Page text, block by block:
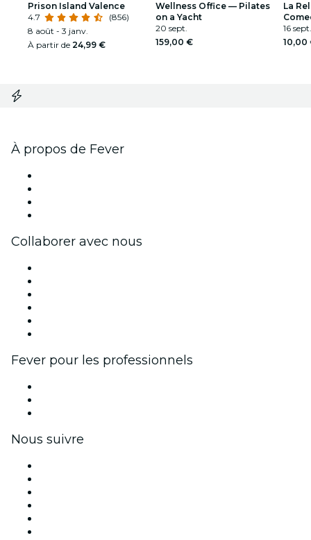
Prison Island Valence
4.7
(856)
8 août - 3 janv.
À partir de 24,99 €
Wellness Office — Pilates
on a Yacht
20 sept.
159,00 €
La
16 sept.
10,00
À propos de Fever
Collaborer avec nous
Fever pour les professionnels
Nous suivre